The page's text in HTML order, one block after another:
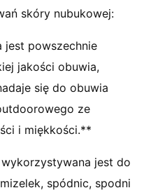
skóry nubukowej:
jest powszechnie
jakości obuwia,
się do obuwia
ze
i miękkości.**
jest do
spódnic, spodni